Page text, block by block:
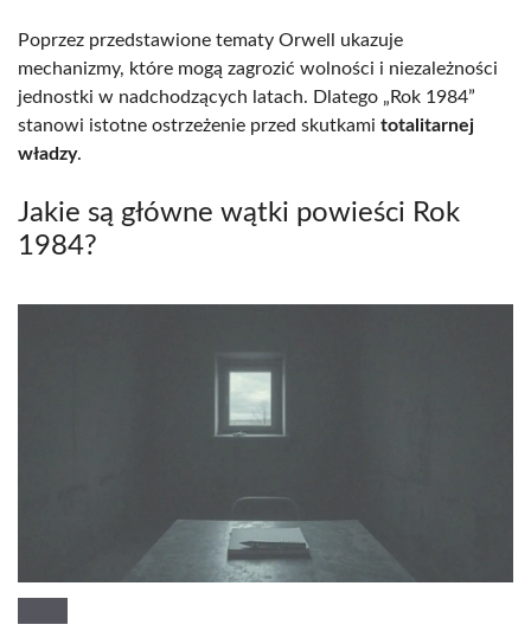
Poprzez przedstawione tematy Orwell ukazuje
mechanizmy, które mogą zagrozić wolności i niezależności
jednostki w nadchodzących latach. Dlatego „Rok 1984”
stanowi istotne ostrzeżenie przed skutkami totalitarnej
władzy.
Jakie są główne wątki powieści Rok
1984?